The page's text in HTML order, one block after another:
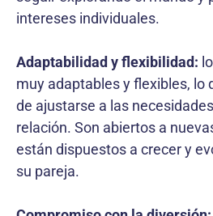
intereses individuales.
Adaptabilidad y flexibilidad:
muy adaptables y flexibles, lo
de ajustarse a las
relación. Son abiertos a
están dispuestos a crecer y
su pareja.